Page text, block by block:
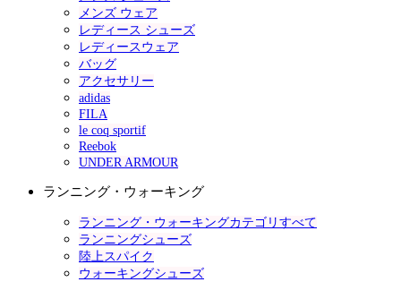
メンズ ウェア
レディース シューズ
レディースウェア
バッグ
アクセサリー
adidas
FILA
le coq sportif
Reebok
UNDER ARMOUR
ランニング・ウォーキング
ランニング・ウォーキングカテゴリすべて
ランニングシューズ
陸上スパイク
ウォーキングシューズ